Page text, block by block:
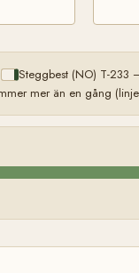
Steggbest (NO) T-233
mer än en gång